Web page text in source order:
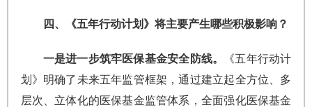
四、《五年行动计划》将主要产生哪些积极影响？
一是进一步筑牢医保基金安全防线。
《五年行动计
划》明确了未来五年监管框架，通过建立起全方位、多
层次、立体化的医保基金监管体系，全面强化医保基金